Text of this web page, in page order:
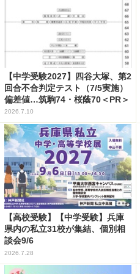
【中学受験2027】四谷大塚、第2
回合不合判定テスト（7/5実施）
偏差値…筑駒74・桜蔭70＜PR＞
2026.7.10
【高校受験】【中学受験】兵庫
県内の私立31校が集結、個別相
談会9/6
2026.7.28